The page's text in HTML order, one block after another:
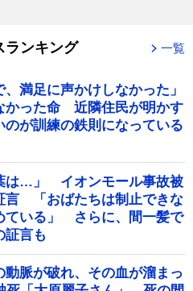
ランキング 一覧
、満足に声かけしなかった」
かった命 近隣住民が明かす
のが訓練の鉄則になっている
は…」 イオンモール事故被
言 「おばたちは制止できな
ている」 さらに、間一髪で
証言も
脈が破れ、その血が溜まっ